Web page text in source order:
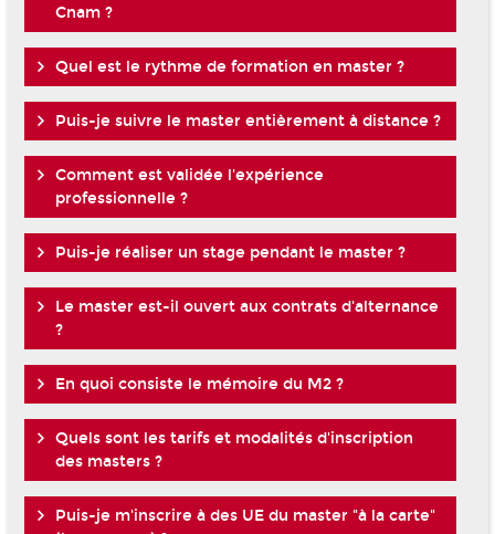
Cnam ?
Quel est le rythme de formation en master ?
Puis-je suivre le master entièrement à distance ?
Comment est validée l'expérience
professionnelle ?
Puis-je réaliser un stage pendant le master ?
Le master est-il ouvert aux contrats d'alternance
?
En quoi consiste le mémoire du M2 ?
Quels sont les tarifs et modalités d'inscription
des masters ?
Puis-je m'inscrire à des UE du master "à la carte"